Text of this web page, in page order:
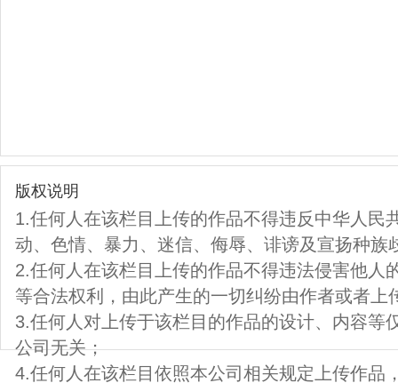
版权说明
1.任何人在该栏目上传的作品不得违反中华人民
动、色情、暴力、迷信、侮辱、诽谤及宣扬种族
2.任何人在该栏目上传的作品不得违法侵害他人
等合法权利，由此产生的一切纠纷由作者或者上
3.任何人对上传于该栏目的作品的设计、内容等
公司无关；
4.任何人在该栏目依照本公司相关规定上传作品